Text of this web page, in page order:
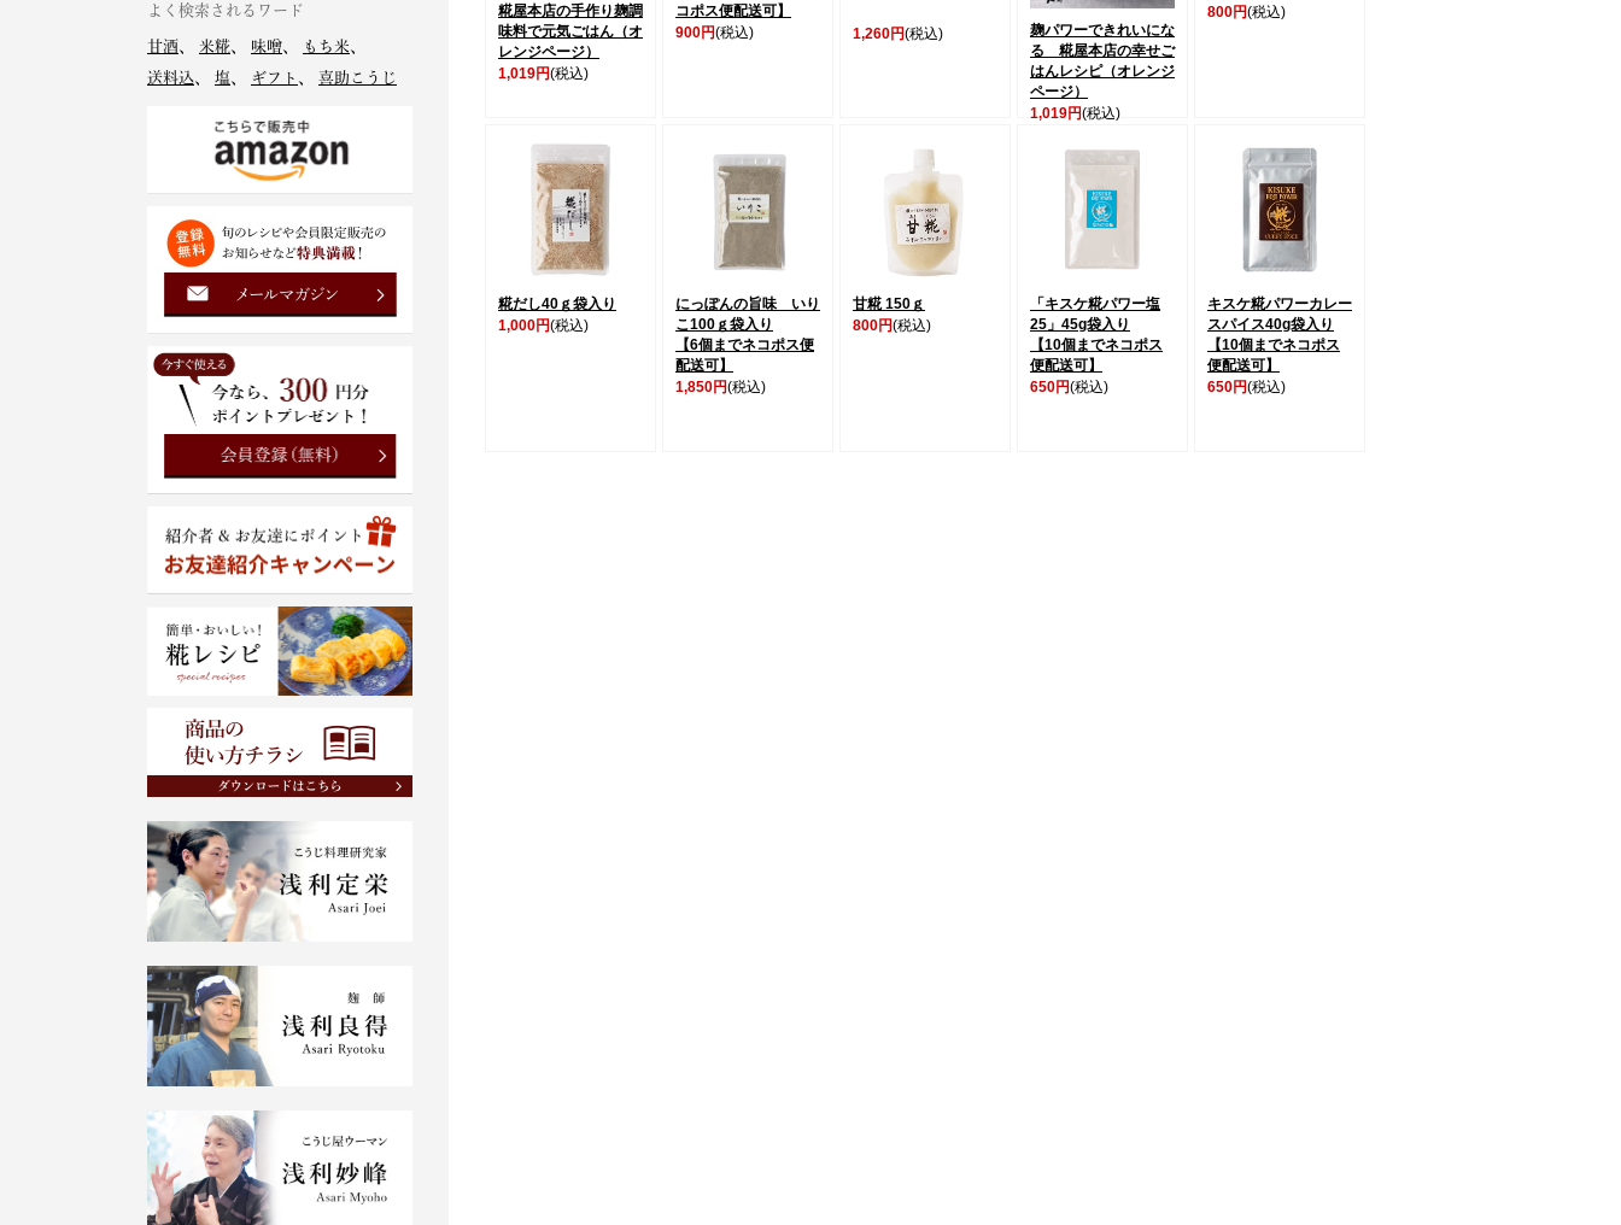
よく検索されるワード
甘酒 米糀 味噌 もち米
送料込
塩 ギフト 喜助こうじ
糀屋本店の手作り麹調
味料で元気ごはん（オ
レンジページ）
1,019円(税込)
コポス便配送可】
900円(税込) 1,260円(税込)
麹パワーできれいにな
る 糀屋本店の幸せご
はんレシピ（オレンジ
ページ）
1,019円(税込)
800円(税込)
糀だし40ｇ袋入り
1,000円(税込)
にっぽんの旨味 いり
こ100ｇ袋入り
【6個までネコポス便
配送可】
1,850円(税込)
甘糀 150ｇ
800円(税込)
「キスケ糀パワー塩
25」45g袋入り
【10個までネコポス
便配送可】
650円(税込)
キスケ糀パワーカレー
スパイス40g袋入り
【10個までネコポス
便配送可】
650円(税込)